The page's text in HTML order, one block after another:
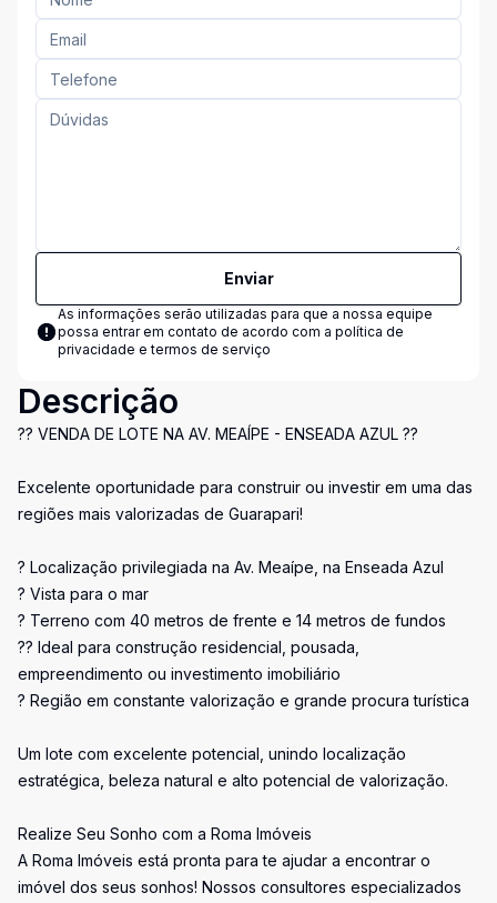
Enviar
As informações serão utilizadas para que a nossa equipe
possa entrar em contato de acordo com a política de
privacidade e termos de serviço
Descrição
?? VENDA DE LOTE NA AV. MEAÍPE - ENSEADA AZUL ??
Excelente oportunidade para construir ou investir em uma das
regiões mais valorizadas de Guarapari!
? Localização privilegiada na Av. Meaípe, na Enseada Azul
? Vista para o mar
? Terreno com 40 metros de frente e 14 metros de fundos
?? Ideal para construção residencial, pousada,
empreendimento ou investimento imobiliário
? Região em constante valorização e grande procura turística
Um lote com excelente potencial, unindo localização
estratégica, beleza natural e alto potencial de valorização.
Realize Seu Sonho com a Roma Imóveis
A Roma Imóveis está pronta para te ajudar a encontrar o
imóvel dos seus sonhos! Nossos consultores especializados